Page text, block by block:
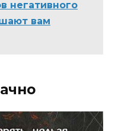
негативного
вам